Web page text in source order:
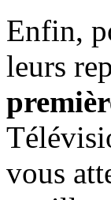
Enfin,
leurs
vous